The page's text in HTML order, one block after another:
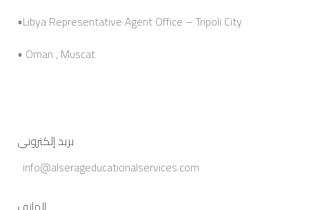
•Libya Representative Agent Office – Tripoli City
• Oman , Muscat
بريد إلكتروني
info@alserageducationalservices.com